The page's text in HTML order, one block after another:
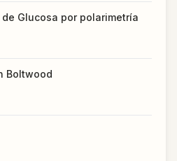
Glucosa por polarimetría
Boltwood